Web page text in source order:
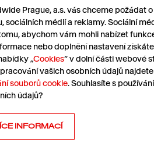
DODAVATELÉ
Pojďme spolu růst.
Pošlete nám vaši nabídku.
nabidky@havas.cz
Prague, a.s. vás chceme požádat
sociálních médií a reklamy. Sociální
abychom vám mohli nabízet
nebo doplnění nastavení
„Cookies“ v dolní části webové
vašich osobních údajů
souborů cookie. Souhlasíte s
údajů?
INFORMACÍ